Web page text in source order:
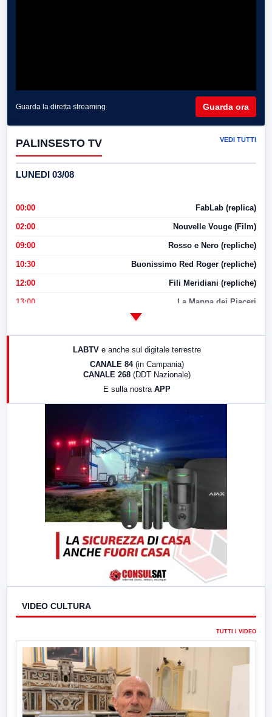
Guarda la diretta streaming Guarda ora
PALINSESTO TV VEDI TUTTI
LUNEDI 03/08
00:00 FabLab (replica)
02:00 Nouvelle Vouge (Film)
09:00 Rosso e Nero (repliche)
10:30 Buonissimo Red Roger (repliche)
12:00 Fili Meridiani (repliche)
13:00 La Mappa dei Piaceri
17:00 LabNews (replica)
LABTV e anche sul digitale terrestre
CANALE 84 (in Campania)
CANALE 268 (DDT Nazionale)
E sulla nostra APP
VIDEO CULTURA
TUTTI I VIDEO